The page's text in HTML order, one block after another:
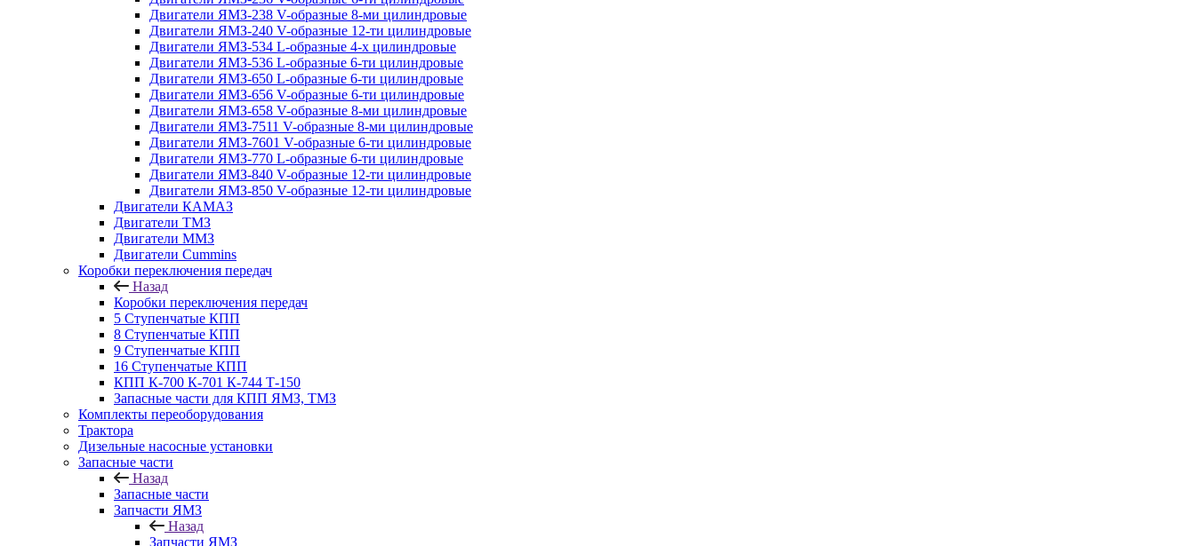
Двигатели ЯМЗ-238 V-образные 8-ми цилиндровые
Двигатели ЯМЗ-240 V-образные 12-ти цилиндровые
Двигатели ЯМЗ-534 L-образные 4-х цилиндровые
Двигатели ЯМЗ-536 L-образные 6-ти цилиндровые
Двигатели ЯМЗ-650 L-образные 6-ти цилиндровые
Двигатели ЯМЗ-656 V-образные 6-ти цилиндровые
Двигатели ЯМЗ-658 V-образные 8-ми цилиндровые
Двигатели ЯМЗ-7511 V-образные 8-ми цилиндровые
Двигатели ЯМЗ-7601 V-образные 6-ти цилиндровые
Двигатели ЯМЗ-770 L-образные 6-ти цилиндровые
Двигатели ЯМЗ-840 V-образные 12-ти цилиндровые
Двигатели ЯМЗ-850 V-образные 12-ти цилиндровые
Двигатели КАМАЗ
Двигатели ТМЗ
Двигатели ММЗ
Двигатели Cummins
Коробки переключения передач
Назад
Коробки переключения передач
5 Ступенчатые КПП
8 Ступенчатые КПП
9 Ступенчатые КПП
16 Ступенчатые КПП
КПП К-700 К-701 К-744 Т-150
Запасные части для КПП ЯМЗ, ТМЗ
Комплекты переоборудования
Трактора
Дизельные насосные установки
Запасные части
Назад
Запасные части
Запчасти ЯМЗ
Назад
Запчасти ЯМЗ